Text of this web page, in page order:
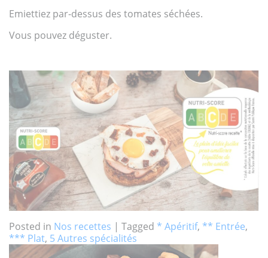
Emiettiez par-dessus des tomates séchées.
Vous pouvez déguster.
Posted in Nos recettes | Tagged * Apéritif, ** Entrée,
*** Plat, 5 Autres spécialités